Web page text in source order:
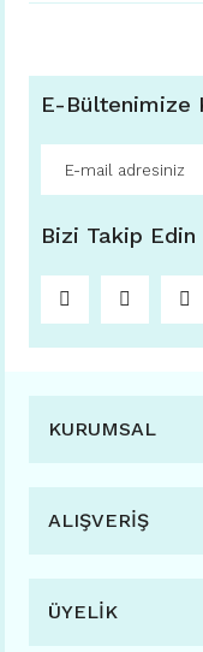
E-Bültenimize
Bizi Takip Edin
KURUMSAL
ALIŞVERİŞ
ÜYELİK